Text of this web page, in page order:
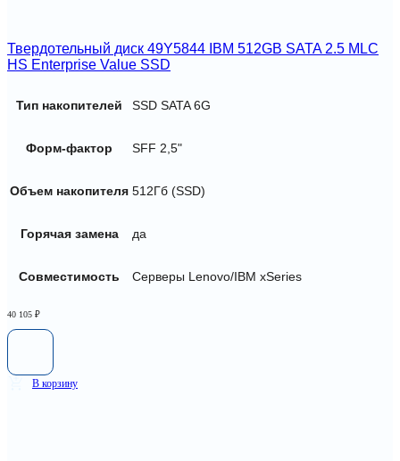
Твердотельный диск 49Y5844 IBM 512GB SATA 2.5 MLC
HS Enterprise Value SSD
Тип накопителей SSD SATA 6G
Форм-фактор SFF 2,5"
Объем накопителя 512Гб (SSD)
Горячая замена да
Совместимость Серверы Lenovo/IBM xSeries
40 105 ₽
В корзину